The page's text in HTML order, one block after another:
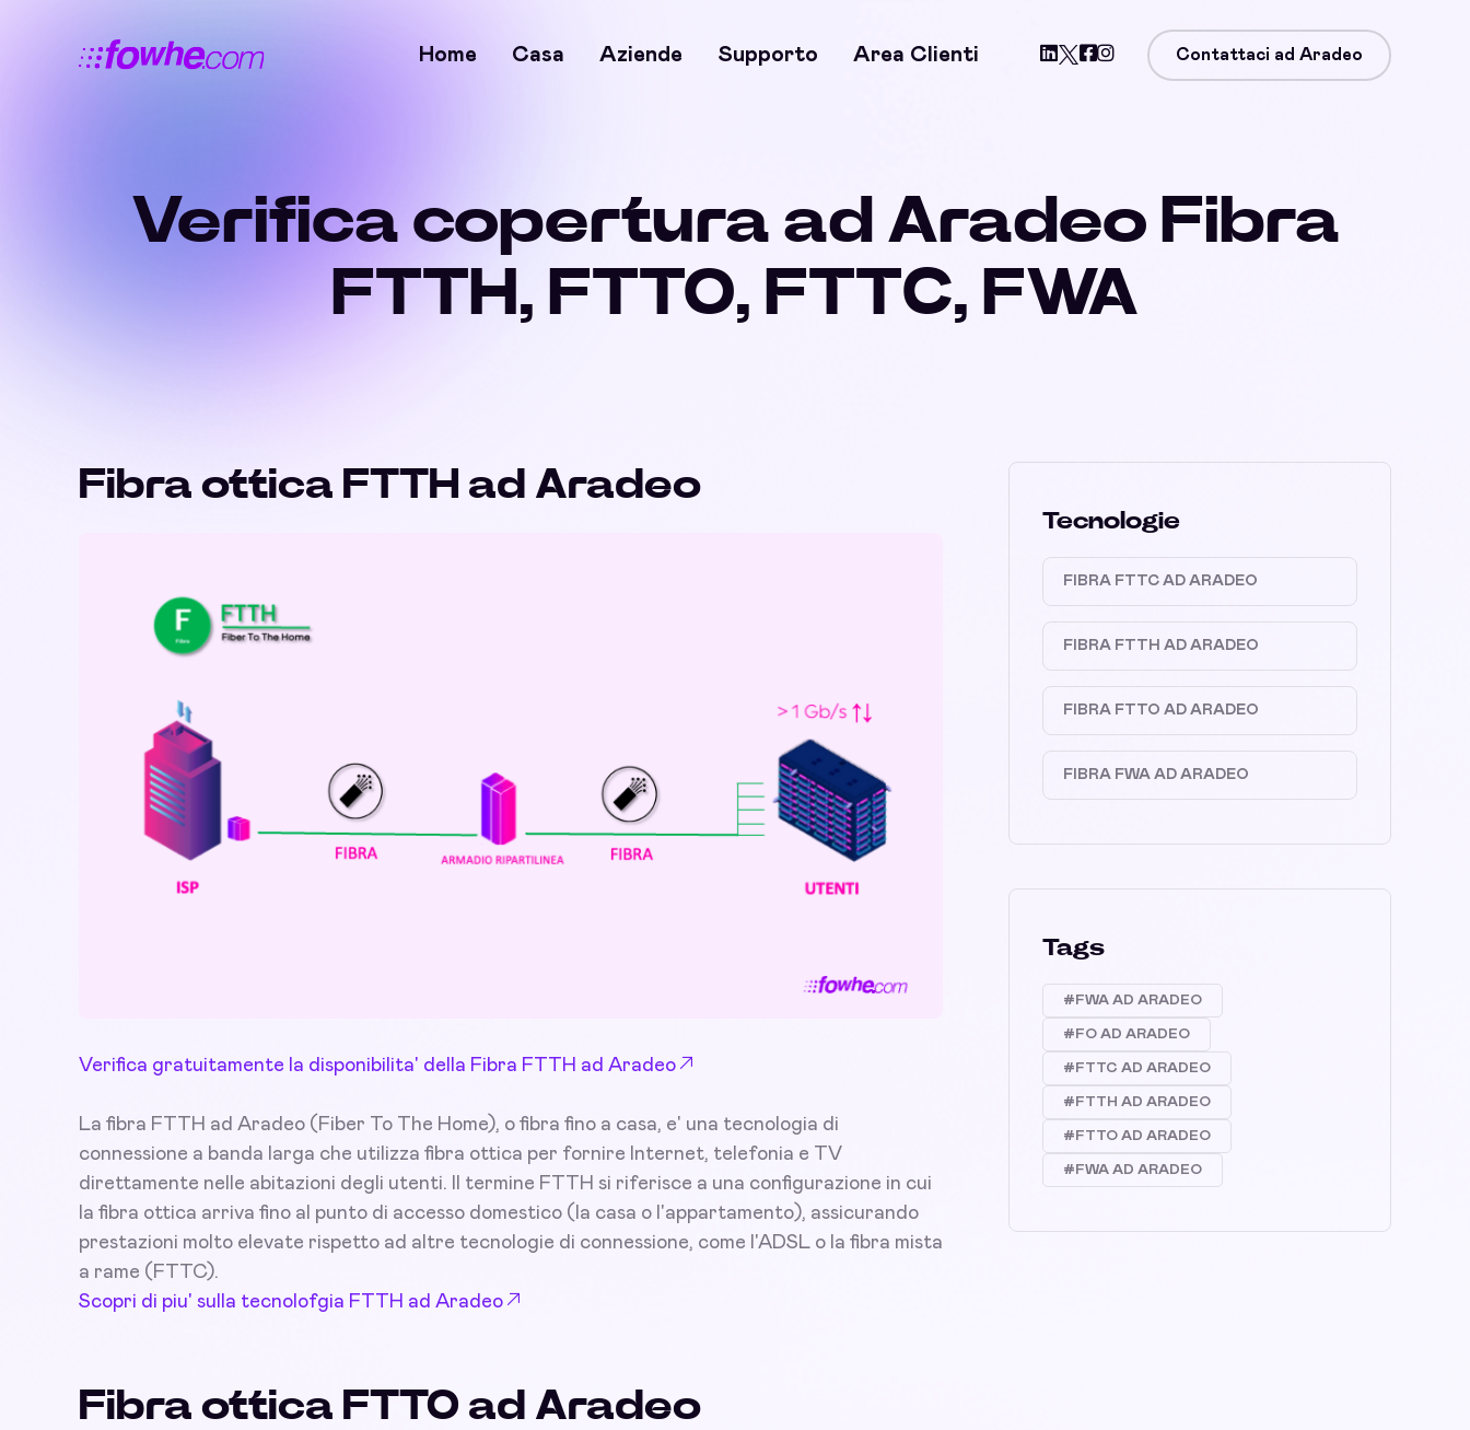
Home Casa Aziende Supporto Area Clienti Contattaci ad Aradeo
Verifica copertura ad Aradeo Fibra
FTTH, FTTO, FTTC, FWA
Fibra ottica FTTH ad Aradeo
Verifica gratuitamente la disponibilita' della Fibra FTTH ad Aradeo
La fibra FTTH ad Aradeo (Fiber To The Home), o fibra fino a casa, e' una tecnologia di
connessione a banda larga che utilizza fibra ottica per fornire Internet, telefonia e TV
direttamente nelle abitazioni degli utenti. Il termine FTTH si riferisce a una configurazione in cui
la fibra ottica arriva fino al punto di accesso domestico (la casa o l'appartamento), assicurando
prestazioni molto elevate rispetto ad altre tecnologie di connessione, come l'ADSL o la fibra mista
a rame (FTTC).
Scopri di piu' sulla tecnolofgia FTTH ad Aradeo
Fibra ottica FTTO ad Aradeo
Tecnologie
FIBRA FTTC AD ARADEO
FIBRA FTTH AD ARADEO
FIBRA FTTO AD ARADEO
FIBRA FWA AD ARADEO
Tags
#FWA AD ARADEO
#FO AD ARADEO
#FTTC AD ARADEO
#FTTH AD ARADEO
#FTTO AD ARADEO
#FWA AD ARADEO